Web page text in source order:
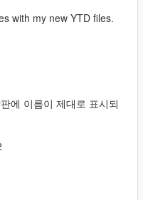
with my new YTD files.
에 이름이 제대로 표시되